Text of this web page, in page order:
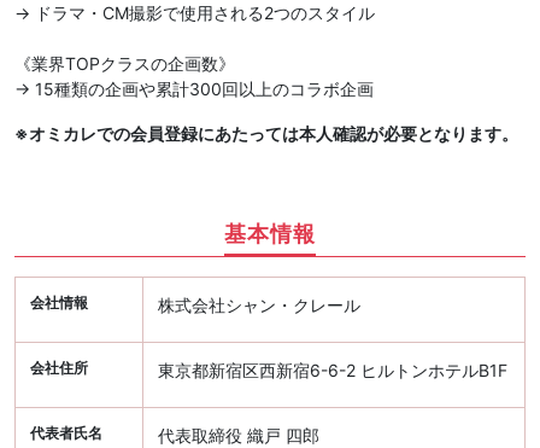
→ ドラマ・CM撮影で使用される2つのスタイル
《業界TOPクラスの企画数》
→ 15種類の企画や累計300回以上のコラボ企画
※オミカレでの会員登録にあたっては本人確認が必要となります。
基本情報
会社情報 株式会社シャン・クレール
会社住所 東京都新宿区西新宿6-6-2 ヒルトンホテルB1F
代表者氏名 代表取締役 織戸 四郎